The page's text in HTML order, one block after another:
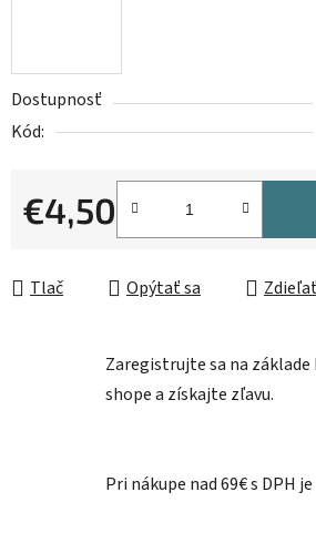
Dostupnosť
Kód:
€4,50
Jednotková cena:
Tlač Opýtať sa
Zaregistrujte sa na základe
shope a získajte zľavu.
Pri nákupe nad 69€ s DPH